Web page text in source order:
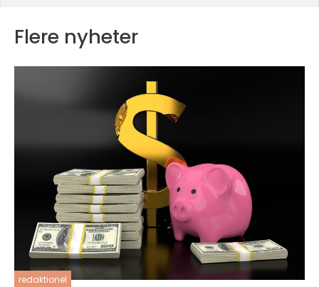
Flere nyheter
redaktionel